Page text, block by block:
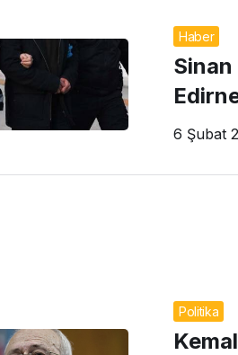
Haber
Sinan
6 Şubat
Politika